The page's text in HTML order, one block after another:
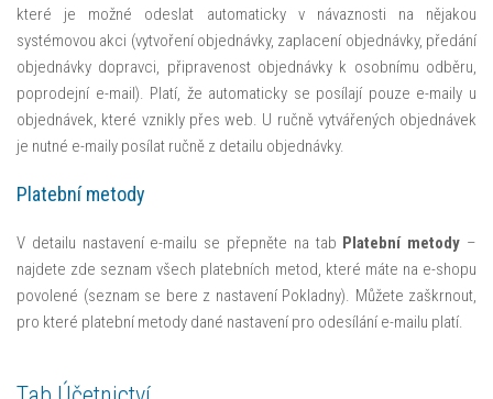
které je možné odeslat automaticky v návaznosti na nějakou
systémovou akci (vytvoření objednávky, zaplacení objednávky, předání
objednávky dopravci, připravenost objednávky k osobnímu odběru,
poprodejní e-mail). Platí, že automaticky se posílají pouze e-maily u
objednávek, které vznikly přes web. U ručně vytvářených objednávek
je nutné e-maily posílat ručně z detailu objednávky.
Platební metody
V detailu nastavení e-mailu se přepněte na tab Platební metody –
najdete zde seznam všech platebních metod, které máte na e-shopu
povolené (seznam se bere z nastavení Pokladny). Můžete zaškrnout,
pro které platební metody dané nastavení pro odesílání e-mailu platí.